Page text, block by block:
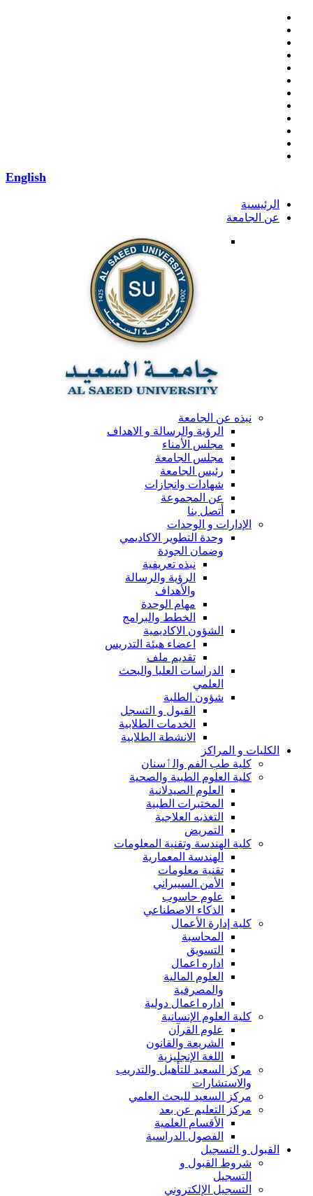
English
الرئيسية
عن الجامعة
نبذه عن الجامعة
الرؤية والرسالة و الاهداف
مجلس الأمناء
مجلس الجامعة
رئيس الجامعة
شهادات وانجازات
عن المجموعة
أتصل بنا
الإدارات و الوحدات
وحدة التطوير الاكاديمي
وضمان الجودة
نبذه تعريفية
الرؤية والرسالة
والأهداف
مهام الوحدة
الخطط والبرامج
الشؤون الاكاديمية
اعضاء هيئة التدريس
تقديم ملف
الدراسات العليا والبحث
العلمي
شؤون الطلبة
القبول و التسجل
الخدمات الطلابية
الانشطة الطلابية
الكليات و المراكز
كلية طب الفم والٲسنان
كلية العلوم الطبية والصحية
العلوم الصيدلانية
المختبرات الطبية
التغذيه العلاجية
التمريض
كلية الهندسة وتقنية المعلومات
الهندسة المعمارية
تقنية معلومات
الأمن السيبراني
علوم حاسوب
الذكاء الاصطناعي
كلية إدارة الأعمال
المحاسبة
التسويق
اداره اعمال
العلوم المالية
والمصرفية
اداره اعمال دولية
كلية العلوم الإنسانية
علوم القرآن
الشريعة والقانون
اللغة الإنجليزية
مركز السعيد للتأهيل والتدريب
والاستشارات
مركز السعيد للبحث العلمي
مركز التعليم عن بعد
الأقسام العلمية
الفصول الدراسية
القبول و التسجيل
شروط القبول و
التسجيل
التسجيل الإلكتروني